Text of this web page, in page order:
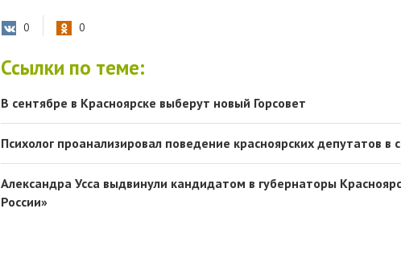
0 0
Ссылки по теме:
В сентябре в Красноярске выберут новый Горсовет
Психолог проанализировал поведение красноярских депутатов в
Александра Усса выдвинули кандидатом в губернаторы
России»